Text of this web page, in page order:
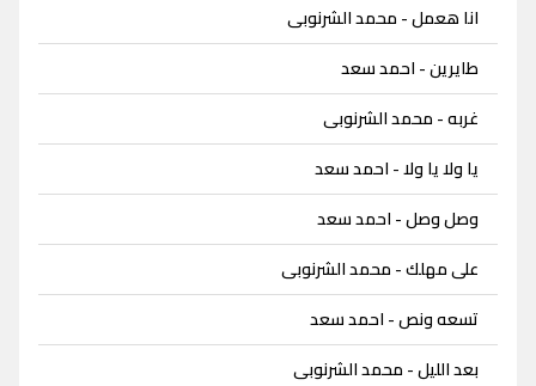
انا هعمل - محمد الشرنوبى
طايرين - احمد سعد
غربه - محمد الشرنوبى
يا ولا يا ولا - احمد سعد
وصل وصل - احمد سعد
على مهلك - محمد الشرنوبى
تسعه ونص - احمد سعد
بعد الليل - محمد الشرنوبى